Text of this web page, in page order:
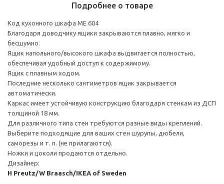
Подробнее о товаре
Код кухонного шкафа ME 604
Благодаря доводчику ящики закрываются плавно, мягко и
бесшумно.
Ящик напольного/высокого шкафа выдвигается полностью,
обеспечивая удобный доступ к содержимому.
Ящик с плавным ходом.
Последние несколько сантиметров ящик закрывается
автоматически.
Каркас имеет устойчивую конструкцию благодаря стенкам из ДСП
толщиной 18 мм.
Для различного типа стен требуются разные виды креплений.
Выберите подходящие для ваших стен шурупы, дюбели,
саморезы и т. п. (не прилагаются).
Ножки и цоколи продаются отдельно.
Дизайнер:
H Preutz/W Braasch/IKEA of Sweden